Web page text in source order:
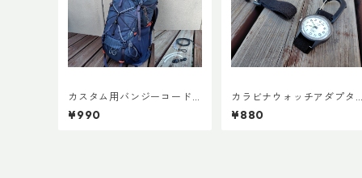
カスタム用バンジーコード V
er.3
¥990
カラビナウォッチアダプタ
ーLite
¥880